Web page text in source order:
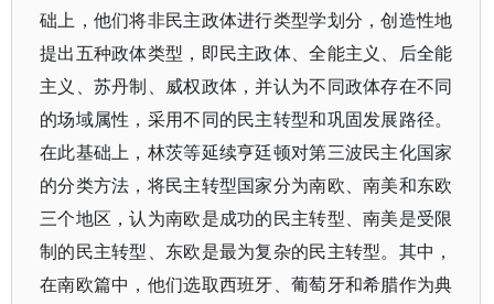
础上，他们将非民主政体进行类型学划分，创造性地
提出五种政体类型，即民主政体、全能主义、后全能
主义、苏丹制、威权政体，并认为不同政体存在不同
的场域属性，采用不同的民主转型和巩固发展路径。
在此基础上，林茨等延续亨廷顿对第三波民主化国家
的分类方法，将民主转型国家分为南欧、南美和东欧
三个地区，认为南欧是成功的民主转型、南美是受限
制的民主转型、东欧是最为复杂的民主转型。其中，
在南欧篇中，他们选取西班牙、葡萄牙和希腊作为典